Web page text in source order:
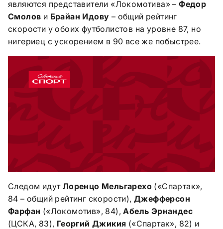
являются представители «Локомотива» –Федор
Смолов и Брайан Идову – общий рейтинг
скорости у обоих футболистов на уровне 87, но
нигериец с ускорением в 90 все же побыстрее.
Следом идут Лоренцо Мельгарехо («Спартак»,
84 – общий рейтинг скорости), Джефферсон
Фарфан («Локомотив», 84),Абель Эрнандес
(ЦСКА, 83), Георгий Джикия («Спартак», 82) и